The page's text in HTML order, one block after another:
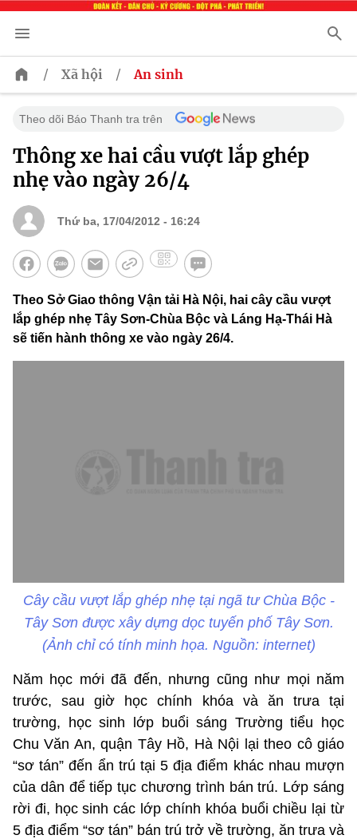
/ Xã hội / An sinh
Theo dõi Báo Thanh tra trên
Thông xe hai cầu vượt lắp ghép
nhẹ vào ngày 26/4
Thứ ba, 17/04/2012 - 16:24
Theo Sở Giao thông Vận tải Hà Nội, hai cây cầu vượt
lắp ghép nhẹ Tây Sơn-Chùa Bộc và Láng Hạ-Thái Hà
sẽ tiến hành thông xe vào ngày 26/4.
Cây cầu vượt lắp ghép nhẹ tại ngã tư Chùa Bộc -
Tây Sơn được xây dựng dọc tuyến phố Tây Sơn.
(Ảnh chỉ có tính minh họa. Nguồn: internet)
Năm học mới đã đến, nhưng cũng như mọi năm
trước, sau giờ học chính khóa và ăn trưa tại
trường, học sinh lớp buổi sáng Trường tiểu học
Chu Văn An, quận Tây Hồ, Hà Nội lại theo cô giáo
“sơ tán” đến ẩn trú tại 5 địa điểm khác nhau mượn
của dân để tiếp tục chương trình bán trú. Lớp sáng
rời đi, học sinh các lớp chính khóa buổi chiều lại từ
5 địa điểm “sơ tán” bán trú trở về trường, ăn trưa và